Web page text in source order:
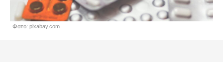
Фото: pixabay.com